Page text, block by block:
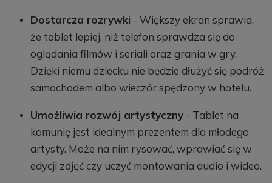
Dostarcza rozrywki - Większy ekran sprawia,
że tablet lepiej, niż telefon sprawdza się do
oglądania filmów i seriali oraz grania w gry.
Dzięki niemu dziecku nie będzie dłużyć się podróż
samochodem albo wieczór spędzony w hotelu.
Umożliwia rozwój artystyczny- Tablet na
komunię jest idealnym prezentem dla młodego
artysty. Może na nim rysować, wprawiać się w
edycji zdjęć czy uczyć montowania audio i wideo.